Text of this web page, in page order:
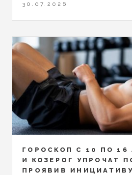
30.07.2026
ГОРОСКОП С 10 ПО 16
И КОЗЕРОГ УПРОЧАТ
ПРОЯВИВ ИНИЦИАТИВУ